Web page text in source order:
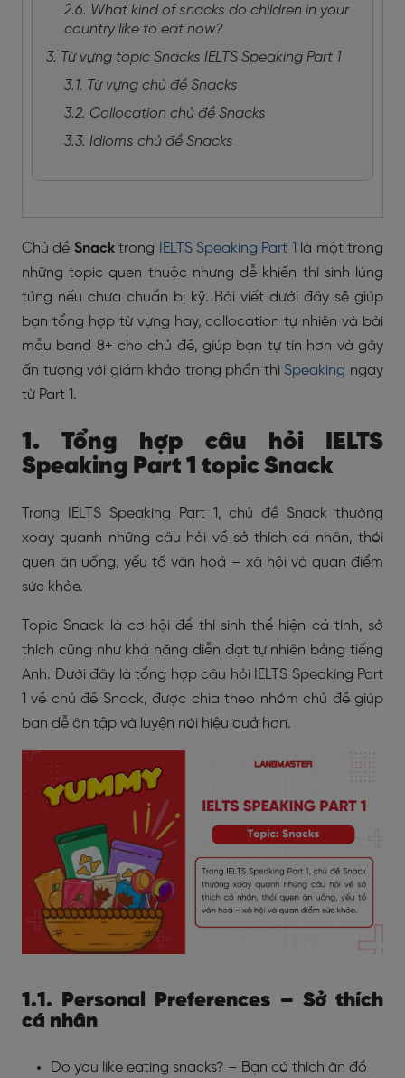
2.6. What kind of snacks do children in your
country like to eat now?
3. Từ vựng topic Snacks IELTS Speaking Part 1
3.1. Từ vựng chủ đề Snacks
3.2. Collocation chủ đề Snacks
3.3. Idioms chủ đề Snacks
Chủ đề Snacktrong IELTS Speaking Part 1 là một trong
những topic quen thuộc nhưng dễ khiến thí sinh lúng
túng nếu chưa chuẩn bị kỹ. Bài viết dưới đây sẽ giúp
bạn tổng hợp từ vựng hay, collocation tự nhiên và bài
mẫu band 8+ cho chủ đề, giúp bạn tự tin hơn và gây
ấn tượng với giám khảo trong phần thi Speaking ngay
từ Part 1.
1. Tổng hợp câu hỏi IELTS
Speaking Part 1 topic Snack
Trong IELTS Speaking Part 1, chủ đề Snack thường
xoay quanh những câu hỏi về sở thích cá nhân, thói
quen ăn uống, yếu tố văn hoá – xã hội và quan điểm
sức khỏe.
Topic Snack là cơ hội để thí sinh thể hiện cá tính, sở
thích cũng như khả năng diễn đạt tự nhiên bằng tiếng
Anh. Dưới đây là tổng hợp câu hỏi IELTS Speaking Part
1 về chủ đề Snack, được chia theo nhóm chủ đề giúp
bạn dễ ôn tập và luyện nói hiệu quả hơn.
1.1. Personal Preferences – Sở thích
cá nhân
Do you like eating snacks? – Bạn có thích ăn đồ